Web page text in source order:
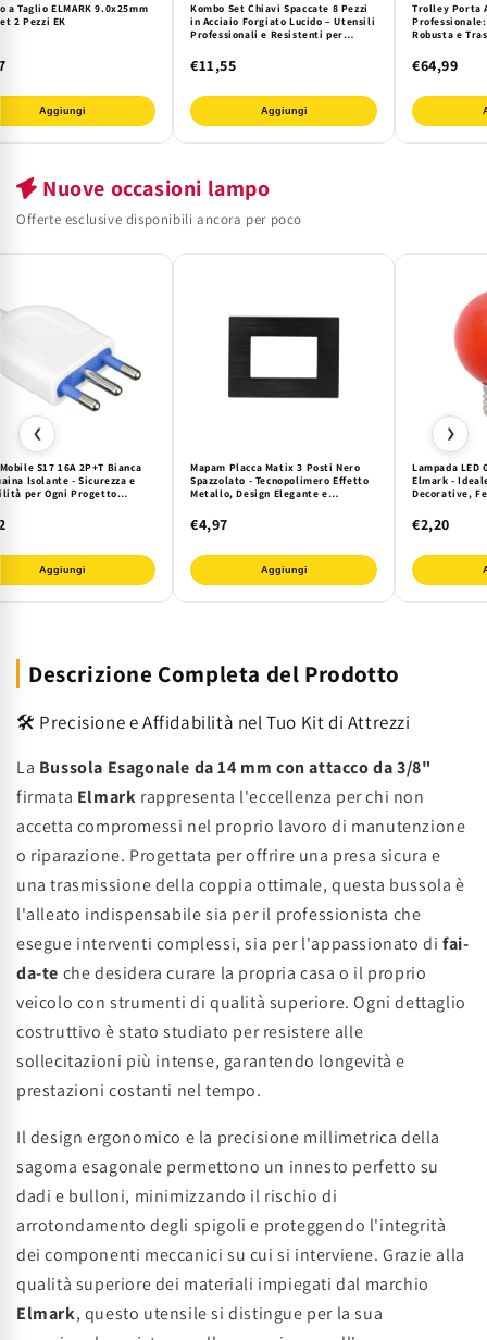
a Taglio ELMARK 9.0x25mm
2 Pezzi EK
Aggiungi
Kombo Set Chiavi Spaccate 8 Pezzi
in Acciaio Forgiato Lucido – Utensili
Professionali e Resistenti per
Pratico Supporto
€11,55
Aggiungi
Trolley Porta
Robusta e
€64,99
Nuove occasioni lampo
Offerte esclusive disponibili ancora per poco
❮
S17 16A 2P+T Bianca
Isolante - Sicurezza e
per Ogni Progetto
Aggiungi
Mapam Placca Matix 3 Posti Nero
Spazzolato - Tecnopolimero Effetto
Metallo, Design Elegante e
€4,97
Aggiungi
Lampada LED
Elmark -
Decorative,
€2,20
❯
Descrizione Completa del Prodotto
🛠️ Precisione e Affidabilità nel Tuo Kit di Attrezzi
La Bussola Esagonale da 14 mm con attacco da 3/8"
firmata Elmark rappresenta l'eccellenza per chi non
accetta compromessi nel proprio lavoro di manutenzione
o riparazione. Progettata per offrire una presa sicura e
una trasmissione della coppia ottimale, questa bussola è
l'alleato indispensabile sia per il professionista che
esegue interventi complessi, sia per l'appassionato difai-
da-te che desidera curare la propria casa o il proprio
veicolo con strumenti di qualità superiore. Ogni dettaglio
costruttivo è stato studiato per resistere alle
sollecitazioni più intense, garantendo longevità e
prestazioni costanti nel tempo.
Il design ergonomico e la precisione millimetrica della
sagoma esagonale permettono un innesto perfetto su
dadi e bulloni, minimizzando il rischio di
arrotondamento degli spigoli e proteggendo l'integrità
dei componenti meccanici su cui si interviene. Grazie alla
qualità superiore dei materiali impiegati dal marchio
Elmark, questo utensile si distingue per la sua